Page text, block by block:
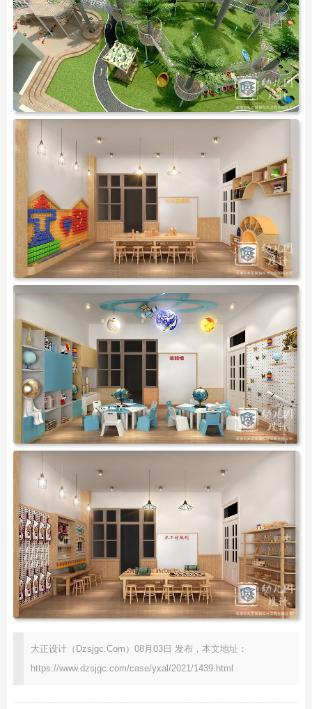
大正设计（Dzsjgc.Com）08月03日 发布，本文地址：
https://www.dzsjgc.com/case/yxal/2021/1439.html